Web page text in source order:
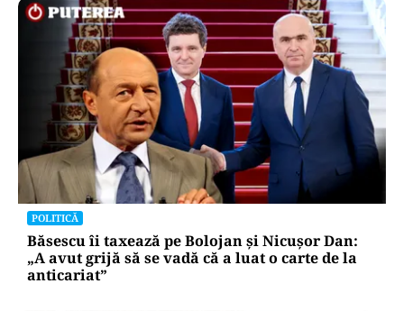
POLITICĂ
Băsescu îi taxează pe Bolojan și Nicușor Dan:
„A avut grijă să se vadă că a luat o carte de la
anticariat”